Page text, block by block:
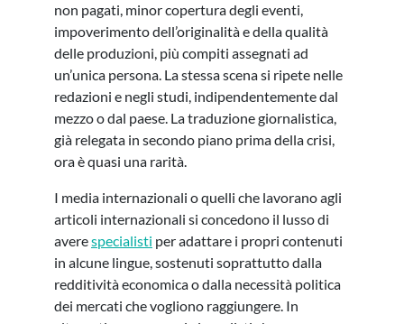
non pagati, minor copertura degli eventi,
impoverimento dell’originalità e della qualità
delle produzioni, più compiti assegnati ad
un’unica persona. La stessa scena si ripete nelle
redazioni e negli studi, indipendentemente dal
mezzo o dal paese. La traduzione giornalistica,
già relegata in secondo piano prima della crisi,
ora è quasi una rarità.
I media internazionali o quelli che lavorano agli
articoli internazionali si concedono il lusso di
averespecialisti per adattare i propri contenuti
in alcune lingue, sostenuti soprattutto dalla
redditività economica o dalla necessità politica
dei mercati che vogliono raggiungere. In